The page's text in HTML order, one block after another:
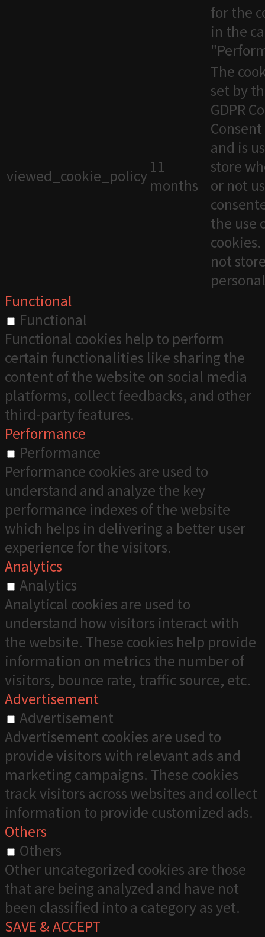
for the
in the
viewed_cookie_policy 11
months
The
set by
GDPR
and is
store
or not
the use
not
Functional
Functional
Functional cookies help to perform
certain functionalities like sharing the
content of the website on social media
platforms, collect feedbacks, and other
third-party features.
Performance
Performance
Performance cookies are used to
understand and analyze the key
performance indexes of the website
which helps in delivering a better user
experience for the visitors.
Analytics
Analytics
Analytical cookies are used to
understand how visitors interact with
the website. These cookies help provide
information on metrics the number of
visitors, bounce rate, traffic source, etc.
Advertisement
Advertisement
Advertisement cookies are used to
provide visitors with relevant ads and
marketing campaigns. These cookies
track visitors across websites and collect
information to provide customized ads.
Others
Others
Other uncategorized cookies are those
that are being analyzed and have not
been classified into a category as yet.
SAVE & ACCEPT